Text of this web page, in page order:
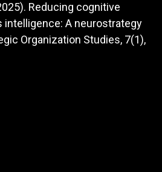
Reducing cognitive
intelligence: A neurostrategy
Organization Studies, 7(1),